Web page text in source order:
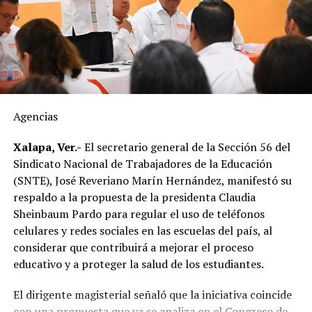
como Veracruz, por lo que el tiempo de traslado puede
influir en sus condiciones de conservación si no se
mantiene la temperatura adecuada.
El dirigente sostuvo que México cuenta con la capacidad
suficiente para abastecer la demanda nacional, por lo
que consideró innecesaria la importación de este
En ese sentido, exhortó a la población a revisar el origen
del huevo antes de comprarlo y dar preferencia al
producto nacional, al asegurar que ofrece mayor
frescura y calidad, además de respaldar la economía de
miles de familias dedicadas a la actividad avícola.
Finalmente, destacó que entre Veracruz y Puebla
operan ocho empresas productoras con más de 350
granjas avícolas, las cuales representan una importante
fuente de empleo y desarrollo económico para
Agencias
Xalapa, Ver.- El secretario general de la Sección 56 del
Sindicato Nacional de Trabajadores de la Educación
(SNTE), José Reveriano Marín Hernández, manifestó su
respaldo a la propuesta de la presidenta Claudia
Sheinbaum Pardo para regular el uso de teléfonos
celulares y redes sociales en las escuelas del país, al
considerar que contribuirá a mejorar el proceso
educativo y a proteger la salud de los estudiantes.
El dirigente magisterial señaló que la iniciativa coincide